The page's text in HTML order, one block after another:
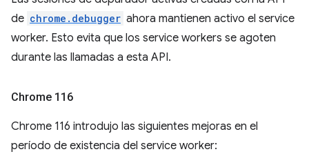
de chrome.debugger ahora mantienen activo el service
worker. Esto evita que los service workers se agoten
durante las llamadas a esta API.
Chrome 116
Chrome 116 introdujo las siguientes mejoras en el
período de existencia del service worker: